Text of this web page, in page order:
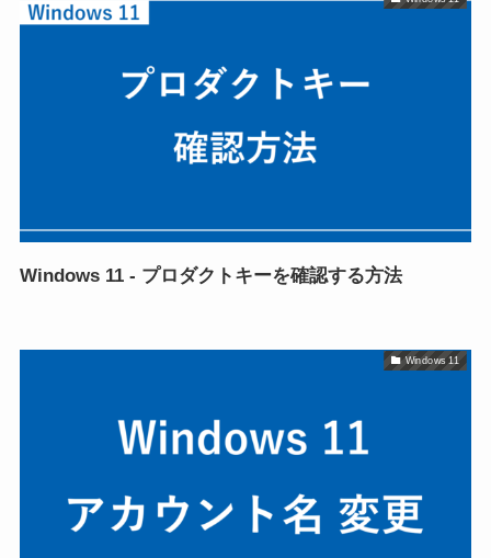
Windows 11 - プロダクトキーを確認する方法
Windows 11